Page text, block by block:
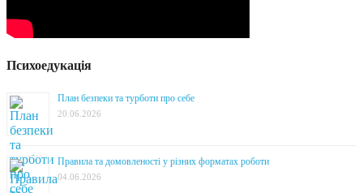
Психоедукація
План безпеки та турботи про себе
20.06.2026
Правила та домовленості у різних форматах роботи
04.06.2026